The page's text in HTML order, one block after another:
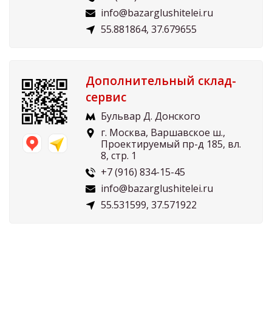
info@bazarglushitelei.ru
55.881864, 37.679655
Дополнительный склад-
сервис
Бульвар Д. Донского
г. Москва, Варшавское ш.,
Проектируемый пр-д 185, вл.
8, стр. 1
+7 (916) 834-15-45
info@bazarglushitelei.ru
55.531599, 37.571922